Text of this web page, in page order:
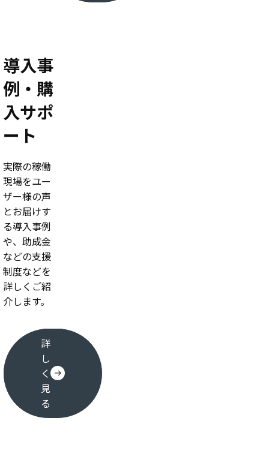
導入事
例・購
入サポ
ート
実際の稼働
現場をユー
ザー様の声
とお届けす
る導入事例
や、助成金
などの支援
制度などを
詳しくご紹
介します。
詳
し
く
見
る